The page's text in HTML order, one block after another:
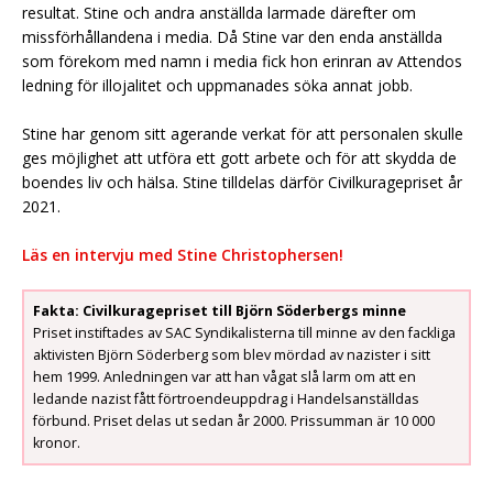
resultat. Stine och andra anställda larmade därefter om
missförhållandena i media. Då Stine var den enda anställda
som förekom med namn i media fick hon erinran av Attendos
ledning för illojalitet och uppmanades söka annat jobb.
Stine har genom sitt agerande verkat för att personalen skulle
ges möjlighet att utföra ett gott arbete och för att skydda de
boendes liv och hälsa. Stine tilldelas därför Civilkuragepriset år
2021.
Läs en intervju med Stine Christophersen!
Fakta: Civilkuragepriset till Björn Söderbergs minne
Priset instiftades av SAC Syndikalisterna till minne av den fackliga
aktivisten Björn Söderberg som blev mördad av nazister i sitt
hem 1999. Anledningen var att han vågat slå larm om att en
ledande nazist fått förtroendeuppdrag i Handelsanställdas
förbund. Priset delas ut sedan år 2000. Prissumman är 10 000
kronor.